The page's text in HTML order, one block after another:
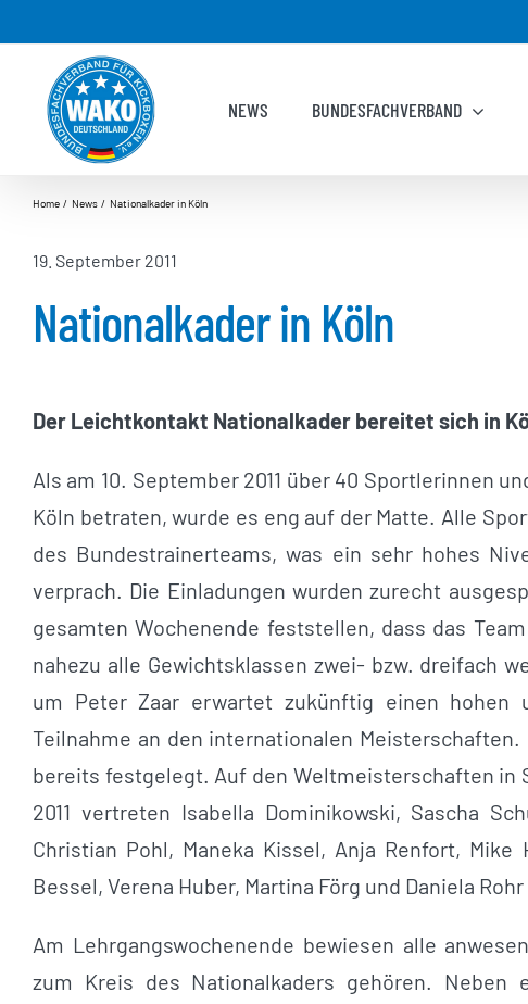
springen
NEWS BUNDESFACHVERBAND
Home News Nationalkader in Köln
19. September 2011
Nationalkader in Köln
Der Leichtkontakt Nationalkader bereitet sich in
Als am 10. September 2011 über 40 Sportlerinnen
Köln betraten, wurde es eng auf der Matte. Alle
des Bundestrainerteams, was ein sehr hohes
verprach. Die Einladungen wurden zurecht
gesamten Wochenende feststellen, dass das
nahezu alle Gewichtsklassen zwei- bzw. dreifach
um Peter Zaar erwartet zukünftig einen
Teilnahme an den internationalen
bereits festgelegt. Auf den Weltmeisterschaften in
2011 vertreten Isabella Dominikowski, Sascha
Christian Pohl, Maneka Kissel, Anja Renfort, Mike
Bessel, Verena Huber, Martina Förg und Daniela
Am Lehrgangswochenende bewiesen alle
zum Kreis des Nationalkaders gehören.